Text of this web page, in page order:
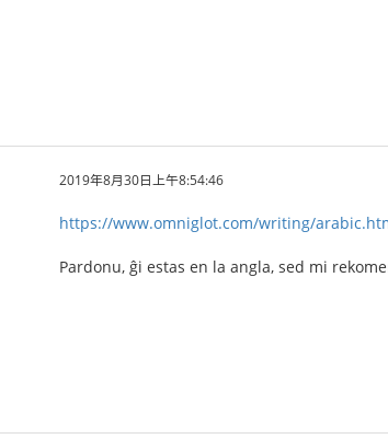
2019年8月30日上午8:54:46
https://www.omniglot.com/writing/
Pardonu, ĝi estas en la angla, sed mi